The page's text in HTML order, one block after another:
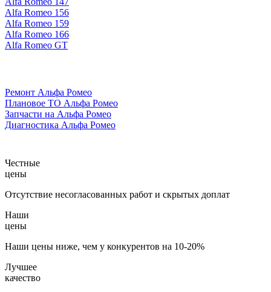
Alfa Romeo 156
Alfa Romeo 159
Alfa Romeo 166
Alfa Romeo GT
Ремонт Альфа Ромео
Плановое ТО Альфа Ромео
Запчасти на Альфа Ромео
Диагностика Альфа Ромео
Честные
цены
Отсутствие несогласованных работ и скрытых доплат
Наши
цены
Наши цены ниже, чем у конкурентов на 10-20%
Лучшее
качество